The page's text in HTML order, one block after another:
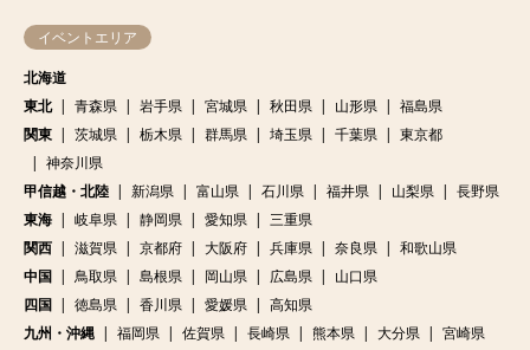
イベントエリア
北海道
東北
青森県 岩手県 宮城県 秋田県 山形県
福島県
関東
茨城県 栃木県 群馬県 埼玉県 千葉県
東京都
神奈川県
甲信越・北陸
新潟県 富山県 石川県 福井県 山梨県
長野県
東海
岐阜県 静岡県 愛知県
三重県
関西
滋賀県 京都府 大阪府 兵庫県 奈良県
和歌山県
中国
鳥取県 島根県 岡山県 広島県
山口県
四国
徳島県 香川県 愛媛県
高知県
九州・沖縄
福岡県 佐賀県 長崎県 熊本県 大分県
宮崎県